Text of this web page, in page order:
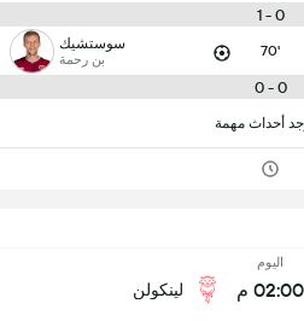
0 - 1
70' سوستشيك
بن رحمة
0 - 0
أحداث مهمة
اليوم
02:00 م لينكولن